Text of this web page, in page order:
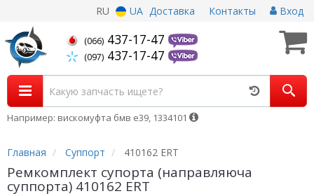
RU UA Доставка Контакты Вход
(066) 437-17-47
(097) 437-17-47
Например: вискомуфта бмв е39, 1334101
Главная Суппорт 410162 ERT
Ремкомплект супорта (направляюча
суппорта) 410162 ERT